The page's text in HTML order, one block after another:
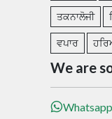
ਤਕਨਾਲੋਜੀ
ਵਪਾਰ
We are
Whatsapp